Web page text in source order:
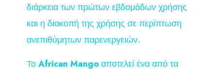
διάρκεια των πρώτων εβδομάδων χρήσης
και η διακοπή της χρήσης σε περίπτωση
ανεπιθύμητων παρενεργειών.
ΤοAfrican Mangoαποτελεί ένα από τα